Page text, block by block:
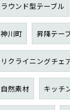
ラウンド型テーブル
神川町 昇降テー
リクライニングチェ
自然素材 キッチ